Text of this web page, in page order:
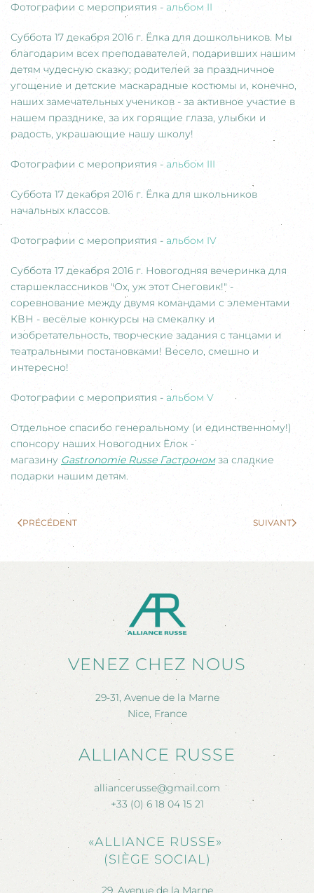
Фотографии с мероприятия - альбом II
Суббота 17 декабря 2016 г. Ёлка для дошкольников. Мы
благодарим всех преподавателей, подаривших нашим
детям чудесную сказку; родителей за праздничное
угощение и детские маскарадные костюмы и, конечно,
наших замечательных учеников - за активное участие в
нашем празднике, за их горящие глаза, улыбки и
радость, украшающие нашу школу!
Фотографии с мероприятия - альбом III
Суббота 17 декабря 2016 г. Ёлка для школьников
начальных классов.
Фотографии с мероприятия - альбом IV
Суббота 17 декабря 2016 г. Новогодняя вечеринка для
старшеклассников "Ох, уж этот Снеговик!" -
соревнование между двумя командами с элементами
КВН - весёлые конкурсы на смекалку и
изобретательность, творческие задания с танцами и
театральными постановками! Весело, смешно и
интересно!
Фотографии с мероприятия - альбом V
Отдельное спасибо генеральному (и единственному!)
спонсору наших Новогодних Ёлок -
магазину Gastronomie Russe Гастрономза сладкие
подарки нашим детям.
PRÉCÉDENT SUIVANT
VENEZ CHEZ NOUS
29-31, Avenue de la Marne
Nice, France
ALLIANCE RUSSE
alliancerusse@gmail.com
+33 (0) 6 18 04 15 21
«ALLIANCE RUSSE»
(SIÈGE SOCIAL)
29, Avenue de la Marne